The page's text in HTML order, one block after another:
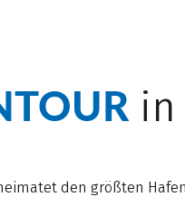
in
den größten Hafen